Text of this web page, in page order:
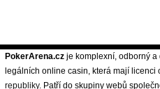
PokerArena.cz je komplexní, odborný
legálních online casin, která mají licenci
republiky. Patří do skupiny webů